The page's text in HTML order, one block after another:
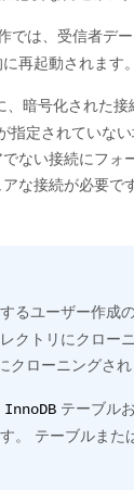
では、受信者デ
再起動されます。
暗号化された
指定されていな
ない接続にフォ
な接続が必要で
るユーザー作成
クトリにクロー
ローニングされ
InnoDB テーブル
。 テーブルまた